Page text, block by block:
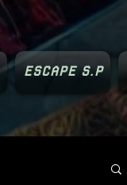
ESCAPE S.P